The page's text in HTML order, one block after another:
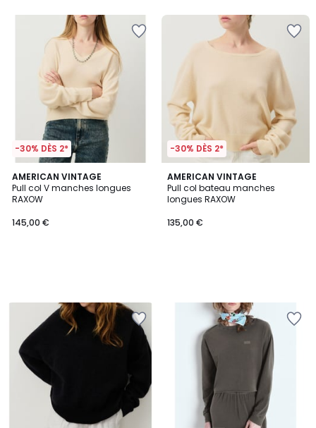
-30% DÈS 2*
AMERICAN VINTAGE
Pull col V manches longues
RAXOW
145,00 €
-30% DÈS 2*
AMERICAN VINTAGE
Pull col bateau manches
longues RAXOW
135,00 €